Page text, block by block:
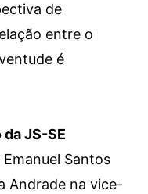
de
entre o
é
JS-SE
Santos
Andrade na vice-